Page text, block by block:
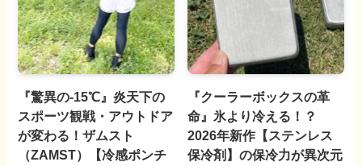
『驚異の-15℃』炎天下の
スポーツ観戦・アウトドア
が変わる！ザムスト
（ZAMST）【冷感ポンチ
『クーラーボックスの革
命』氷より冷える！？
2026年新作【ステンレス
保冷剤】の保冷力が異次元